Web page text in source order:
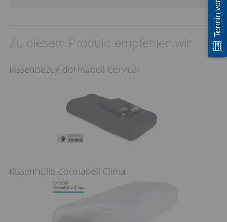
Zu diesem Produkt empfehlen wir
Kissenbezug dormabell Cervical
Kissenhülle dormabell Clima